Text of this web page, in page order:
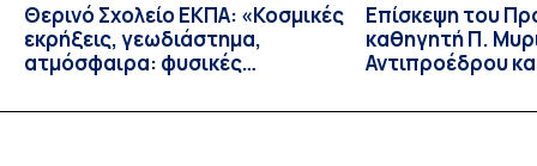
Θερινό Σχολείο ΕΚΠΑ: «Κοσμικές
εκρήξεις, γεωδιάστημα,
ατμόσφαιρα: φυσικές
βιολογικές επιδράσεις»
Eπίσκεψη του
καθηγητή Π.
Αντιπροέδρου
Νοσηλευτικής